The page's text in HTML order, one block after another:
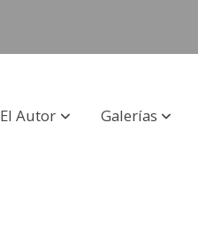
El Autor Galerías